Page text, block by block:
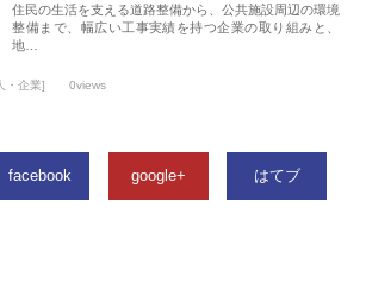
住民の生活を支える道路整備から、公共施設周辺の環境
整備まで、幅広い工事実績を持つ企業の取り組みと、
地…
・企業] 0views
facebook google+ はてブ